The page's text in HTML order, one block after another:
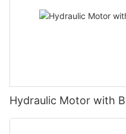
Hydraulic Motor with